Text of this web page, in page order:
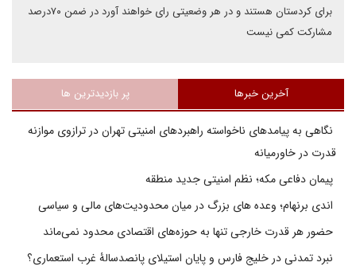
برای کردستان هستند و در هر وضعیتی رای خواهند آورد در ضمن ۷۰درصد
مشارکت کمی نیست
آخرین خبرها پر بازدیدترین ها
نگاهی به پیامدهای ناخواسته راهبردهای امنیتی تهران در ترازوی موازنه
قدرت در خاورمیانه
پیمان دفاعی مکه؛ نظم امنیتی جدید منطقه
اندی برنهام؛ وعده های بزرگ در میان محدودیت‌های مالی و سیاسی
حضور هر قدرت خارجی تنها به حوزه‌های اقتصادی محدود نمی‌ماند
نبرد تمدنی در خلیج فارس و پایان استیلای پانصدسالۀ غرب استعماری؟